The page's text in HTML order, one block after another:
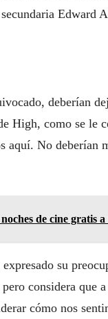
Edward
deberían
High, como se le
aquí. No deberían
noches de cine gratis
su
considera que
cómo nos